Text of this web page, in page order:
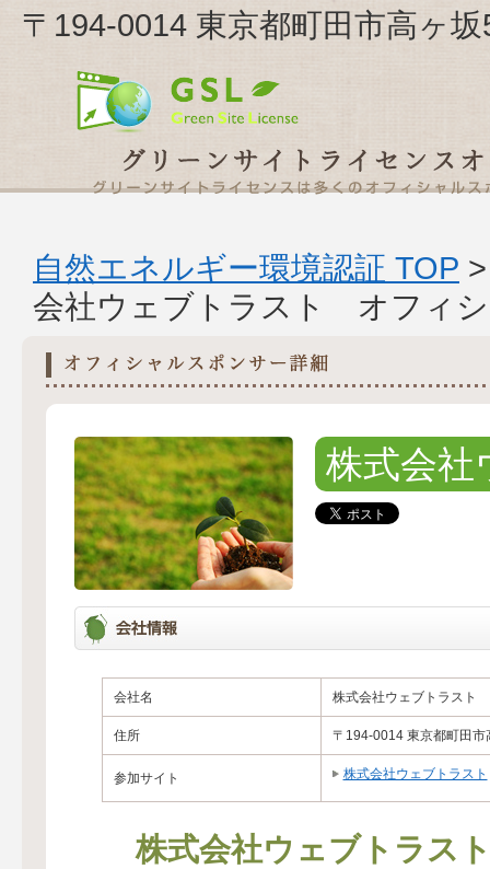
〒194-0014 東京都町田市高ヶ
自然エネルギー環境認証 TOP
会社ウェブトラスト オフィ
株式会社
会社名 株式会社ウェブトラスト
住所 〒194-0014 東京都町田市
参加サイト 株式会社ウェブトラスト
株式会社ウェブトラス